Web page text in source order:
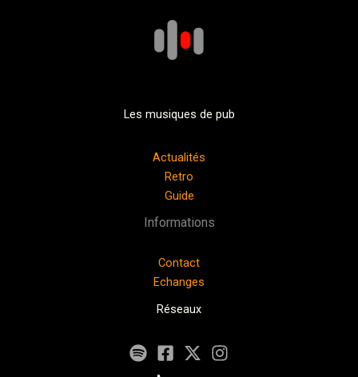
Les musiques de pub
Actualités
Retro
Guide
Informations
Contact
Echanges
Réseaux